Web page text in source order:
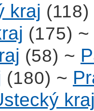
kraj (118)
(175) ~
(58) ~
(180) ~